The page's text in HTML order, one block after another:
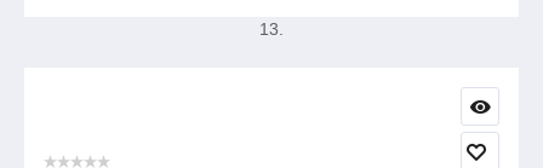
13.